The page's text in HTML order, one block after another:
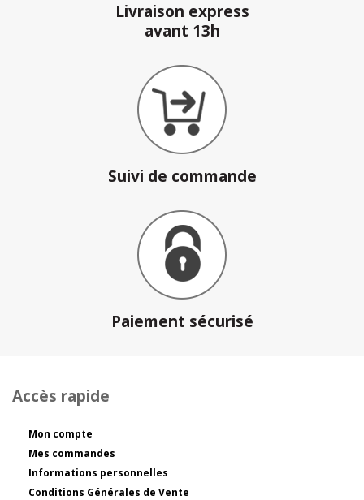
Livraison express
avant 13h
Suivi de commande
Paiement sécurisé
Accès rapide
Mon compte
Mes commandes
Informations personnelles
Conditions Générales de Vente